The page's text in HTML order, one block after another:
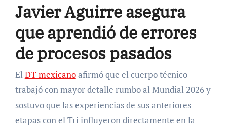
Javier Aguirre asegura
que aprendió de errores
de procesos pasados
ElDT mexicanoafirmó que el cuerpo técnico
trabajó con mayor detalle rumbo al Mundial 2026 y
sostuvo que las experiencias de sus anteriores
etapas con el Tri influyeron directamente en la